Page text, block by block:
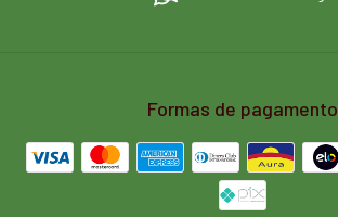
Formas de pagamento